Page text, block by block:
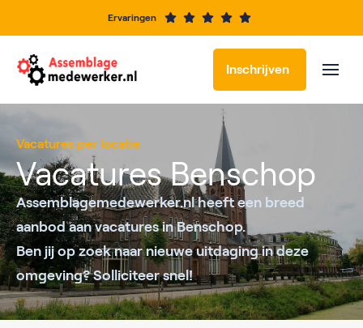
Ervaringen
Inschrijven
Vacatures per locatie
Vacatures Benschop
Assemblagemedewerker.nl heeft een breed
aanbod aan vacatures in Benschop.
Ben jij op zoek naar nieuwe uitdaging in deze
omgeving? Solliciteer snel!